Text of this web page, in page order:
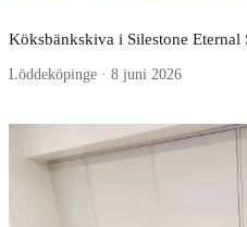
Köksbänkskiva i Silestone Eternal
Löddeköpinge · 8 juni 2026